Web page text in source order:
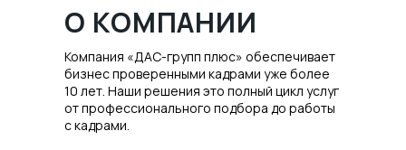
О КОМПАНИИ
Компания «ДАС-групп плюс» обеспечивает
бизнес проверенными кадрами уже более
10 лет. Наши решения это полный цикл услуг
от профессионального подбора до работы
с кадрами.